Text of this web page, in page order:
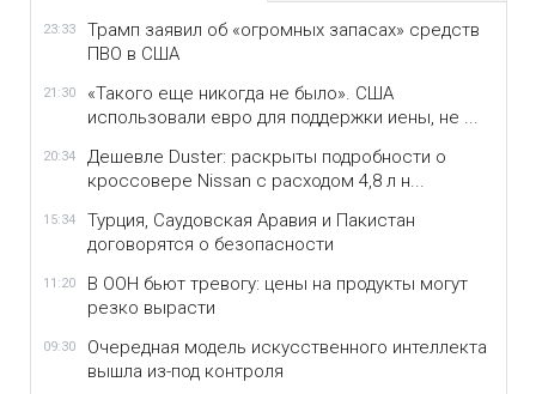
23:33
Трамп заявил об «огромных запасах» средств
ПВО в США
21:30
«Такого еще никогда не было». США
использовали евро для поддержки иены, не ...
20:34
Дешевле Duster: раскрыты подробности о
кроссовере Nissan с расходом 4,8 л н...
15:34
Турция, Саудовская Аравия и Пакистан
договорятся о безопасности
11:20
В ООН бьют тревогу: цены на продукты могут
резко вырасти
09:30
Очередная модель искусственного интеллекта
вышла из-под контроля